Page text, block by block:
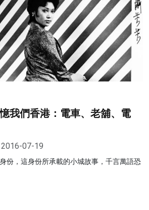
我們香港：電車、老舖、電
2016-07-19
份，這身份所承載的小城故事，千言萬語恐